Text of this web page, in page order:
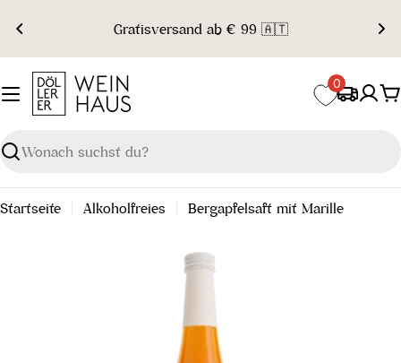
Inhalt
springen
Gratisversand ab € 99 🇦🇹
Suchen
0
Startseite Alkoholfreies Bergapfelsaft mit Marille